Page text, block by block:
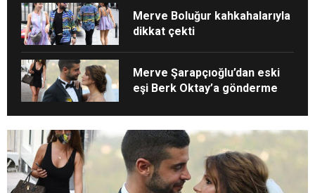
Merve Boluğur kahkahalarıyla
dikkat çekti
Merve Şarapçıoğlu’dan eski
eşi Berk Oktay’a gönderme